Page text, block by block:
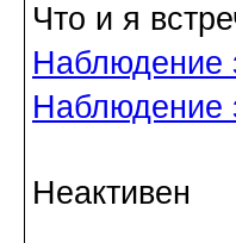
Что и я
Наблюдение
Наблюдение
Неактивен